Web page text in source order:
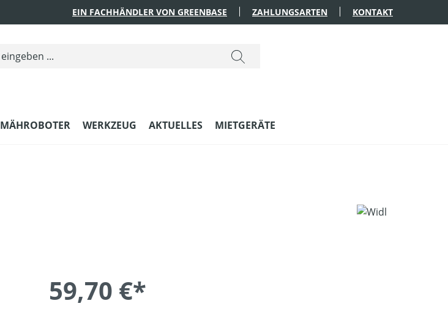
EIN FACHHÄNDLER VON GREENBASE ZAHLUNGSARTEN KONTAKT
MÄHROBOTER WERKZEUG AKTUELLES MIETGERÄTE
59,70 €*